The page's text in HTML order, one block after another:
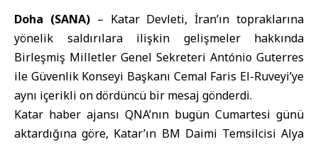
Doha (SANA) – Katar Devleti, İran’ın topraklarına
yönelik saldırılara ilişkin gelişmeler hakkında
Birleşmiş Milletler Genel Sekreteri António Guterres
ile Güvenlik Konseyi Başkanı Cemal Faris El-Ruveyi’ye
aynı içerikli on dördüncü bir mesaj gönderdi.
Katar haber ajansı QNA’nın bugün Cumartesi günü
aktardığına göre, Katar’ın BM Daimi Temsilcisi Alya